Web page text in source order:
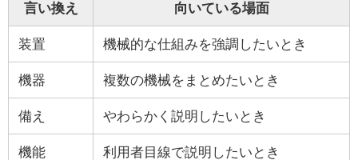
言い換え 向いている場面
装置 機械的な仕組みを強調したいとき
機器 複数の機械をまとめたいとき
備え やわらかく説明したいとき
機能 利用者目線で説明したいとき